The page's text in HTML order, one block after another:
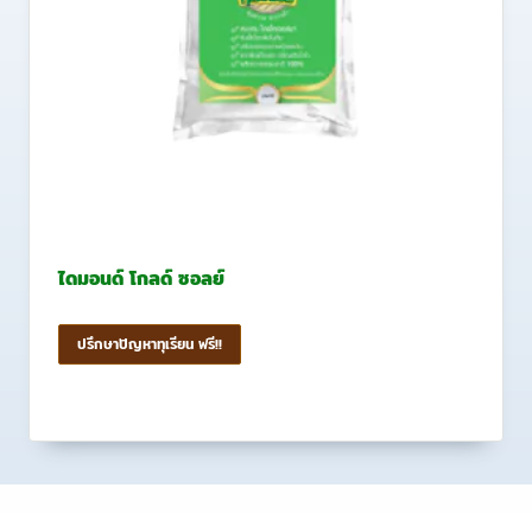
ไดมอนด์ โกลด์ ซอลย์
ปรึกษาปัญหาทุเรียน ฟรี!!